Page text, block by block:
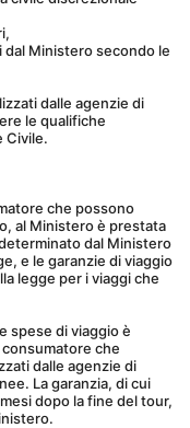
le qualifiche
Civile.
al Ministero è prestata
dal Ministero
e le garanzie di viaggio
legge per i viaggi che
che
dalle agenzie di
La garanzia, di cui
dopo la fine del tour,